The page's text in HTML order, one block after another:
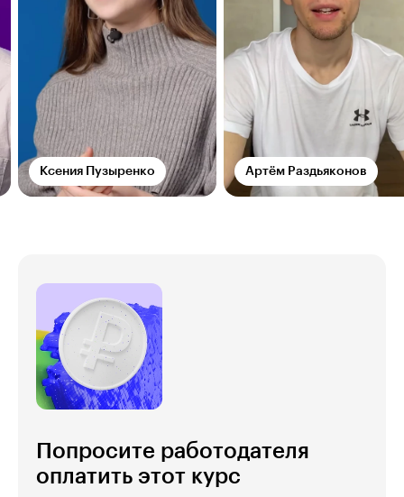
Ксения Пузыренко Артём Раздьяконов
Попросите работодателя
оплатить этот курс